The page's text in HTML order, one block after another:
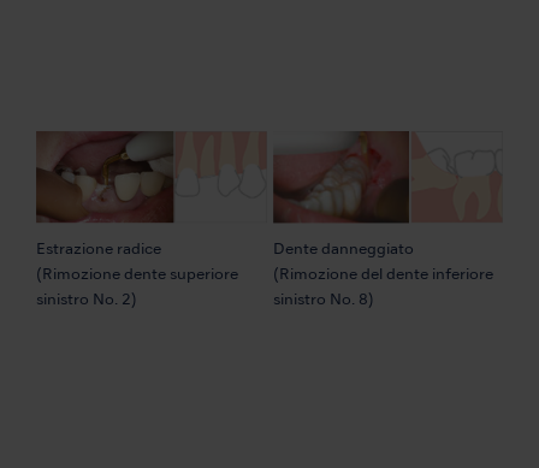
Estrazione radice
(Rimozione dente superiore
sinistro No. 2)
Dente danneggiato
(Rimozione del dente inferiore
sinistro No. 8)